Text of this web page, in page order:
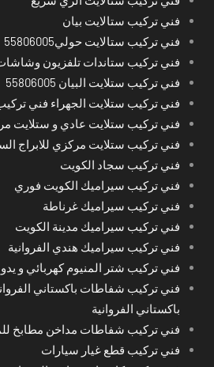
فني تركيب ستالايت بيان
فني تركيب ستالايت حولي55806005
فني تركيب ستاندات تلفزيون
فني تركيب ستلايت البيان 55806005
فني تركيب ستلايت الجهراء فني
فني تركيب ستلايت عادي و ستلايت
فني تركيب ستلايت مركزي للابراج
فني تركيب سجاد الكويت
فني تركيب سيراميك الكويت فوري
فني تركيب سيراميك غرناطة
فني تركيب سيراميك مدينة الكويت
فني تركيب سيراميك هندي الفروانية
فني تركيب شتر المنيوم كهربائي و
فني تركيب شفاطات باكستاني
باكستاني الفروانية
فني تركيب شفاطات مداخن مطابخ
فني تركيب قطع غيار سيارات